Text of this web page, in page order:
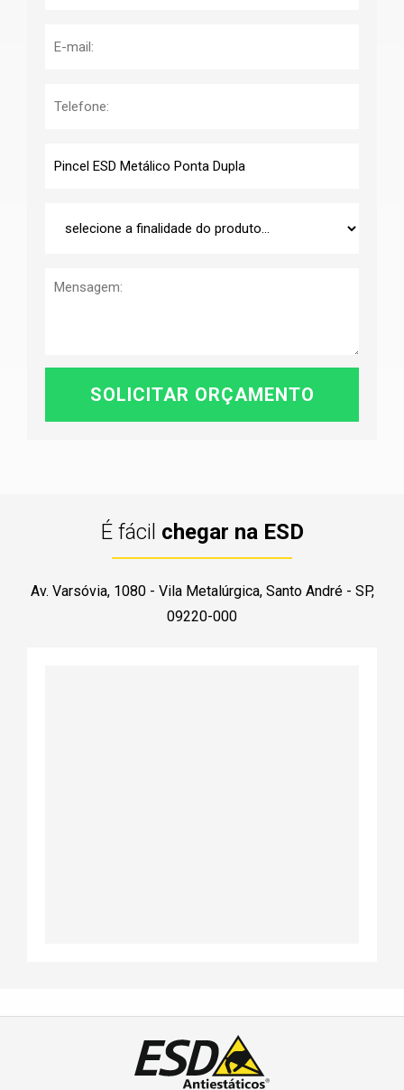
É fácil chegar na ESD
Av. Varsóvia, 1080 - Vila Metalúrgica, Santo André - SP,
09220-000